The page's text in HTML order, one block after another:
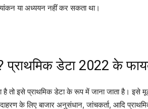
या अध्ययन नहीं कर सकता था।
प्राथमिक डेटा 2022 के
तो इसे प्राथमिक डेटा के रूप में जाना जाता है। इसे
के लिए बाजार अनुसंधान, जांचकर्ता, आदि